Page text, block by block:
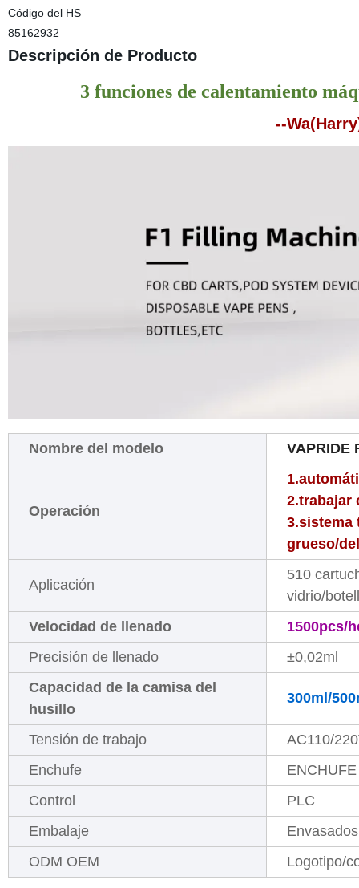
Código del HS
85162932
Descripción de Producto
3 funciones de calentamiento
--
Nombre del modelo VAPRIDE
Operación
2.trabajar
3.sistema
grueso/
Aplicación
510
vidrio/
Velocidad de llenado
1500pcs/
Precisión de llenado
±0,02ml
Capacidad de la camisa del
husillo
300ml/
Tensión de trabajo
AC110/
Enchufe
Control
PLC
Embalaje
ODM OEM
Logotipo/